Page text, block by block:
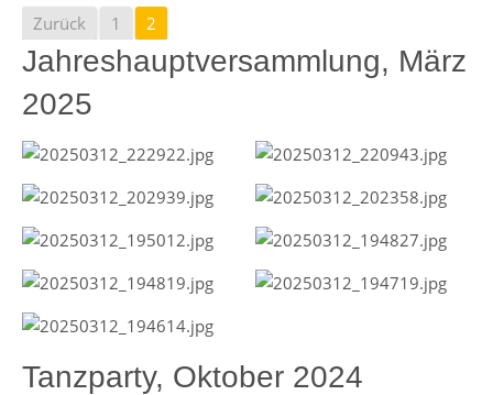
Zurück 1 2
Jahreshauptversammlung, März
2025
Tanzparty, Oktober 2024